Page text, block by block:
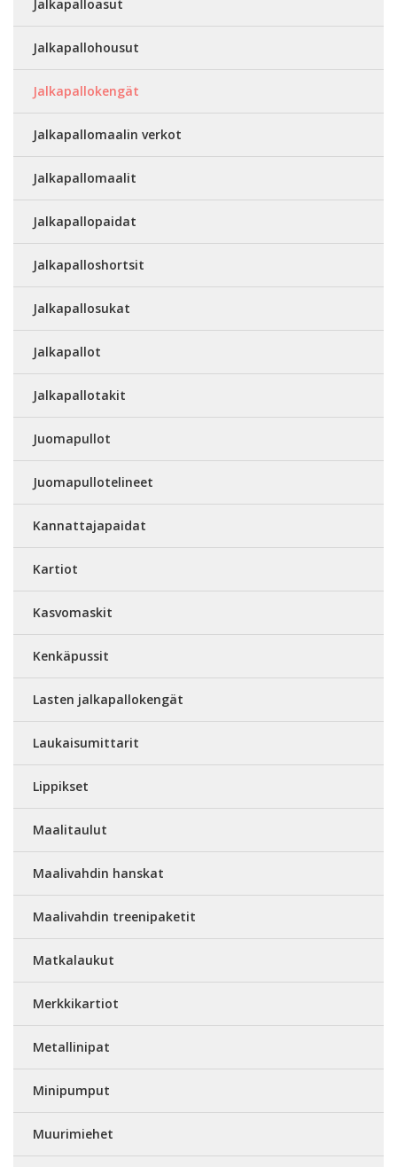
Jalkapalloasut
Jalkapallohousut
Jalkapallokengät
Jalkapallomaalin verkot
Jalkapallomaalit
Jalkapallopaidat
Jalkapalloshortsit
Jalkapallosukat
Jalkapallot
Jalkapallotakit
Juomapullot
Juomapullotelineet
Kannattajapaidat
Kartiot
Kasvomaskit
Kenkäpussit
Lasten jalkapallokengät
Laukaisumittarit
Lippikset
Maalitaulut
Maalivahdin hanskat
Maalivahdin treenipaketit
Matkalaukut
Merkkikartiot
Metallinipat
Minipumput
Muurimiehet